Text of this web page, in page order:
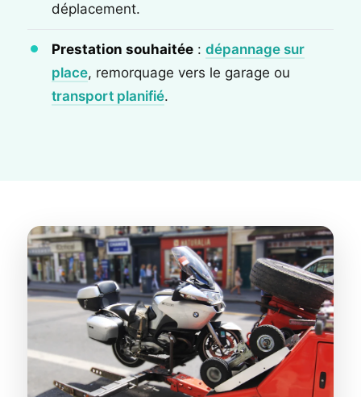
déplacement.
Prestation souhaitée : dépannage sur
place, remorquage vers le garage ou
transport planifié.